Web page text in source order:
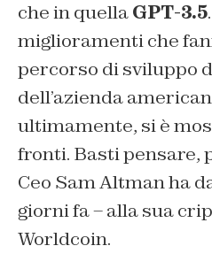
che in quellaGPT-3.5
miglioramenti che
percorso di sviluppo
dell’azienda
ultimamente, si è
fronti. Basti pensare,
Ceo Sam Altman ha
giorni fa – alla sua
Worldcoin.